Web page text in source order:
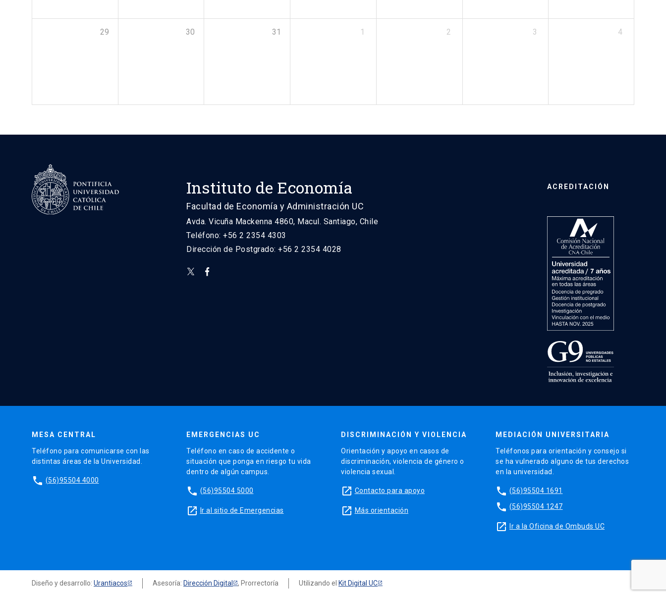
29 30 31 1 2 3 4
Instituto de Economía
Facultad de Economía y Administración UC
Avda. Vicuña Mackenna 4860, Macul. Santiago, Chile
Teléfono: +56 2 2354 4303
Dirección de Postgrado: +56 2 2354 4028
ACREDITACIÓN
MESA CENTRAL
Teléfono para comunicarse con las
distintas áreas de la Universidad.
phone (56)95504 4000
EMERGENCIAS UC
Teléfono en caso de accidente o
situación que ponga en riesgo tu vida
dentro de algún campus.
phone (56)95504 5000
launch Ir al sitio de Emergencias
DISCRIMINACIÓN Y VIOLENCIA
Orientación y apoyo en casos de
discriminación, violencia de género o
violencia sexual.
launch Contacto para apoyo
launch Más orientación
MEDIACIÓN UNIVERSITARIA
Teléfonos para orientación y consejo si
se ha vulnerado alguno de tus derechos
en la universidad.
phone (56)95504 1691
phone (56)95504 1247
launch Ir a la Oficina de Ombuds UC
Diseño y desarrollo: Urantiacos Asesoría: Dirección Digital , Prorrectoría Utilizando el Kit Digital UC